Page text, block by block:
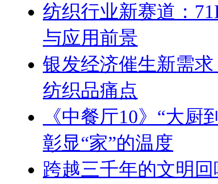
纺织行业新赛道：
与应用前景
银发经济催生新需
纺织品痛点
《中餐厅10》“大
彰显“家”的温度
跨越三千年的文明